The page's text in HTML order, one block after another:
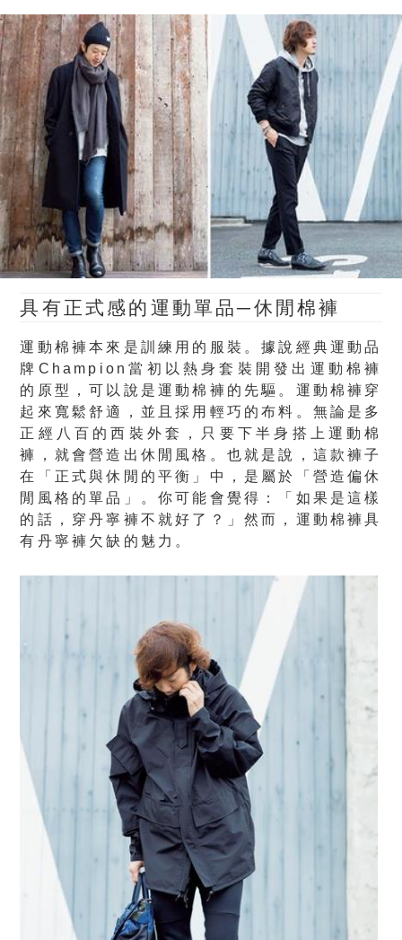
具有正式感的運動單品─休閒棉褲
運動棉褲本來是訓練用的服裝。據說經典運動品
牌Champion當初以熱身套裝開發出運動棉褲
的原型，可以說是運動棉褲的先驅。運動棉褲穿
起來寬鬆舒適，並且採用輕巧的布料。無論是多
正經八百的西裝外套，只要下半身搭上運動棉
褲，就會營造出休閒風格。也就是說，這款褲子
在「正式與休閒的平衡」中，是屬於「營造偏休
閒風格的單品」。你可能會覺得：「如果是這樣
的話，穿丹寧褲不就好了？」然而，運動棉褲具
有丹寧褲欠缺的魅力。